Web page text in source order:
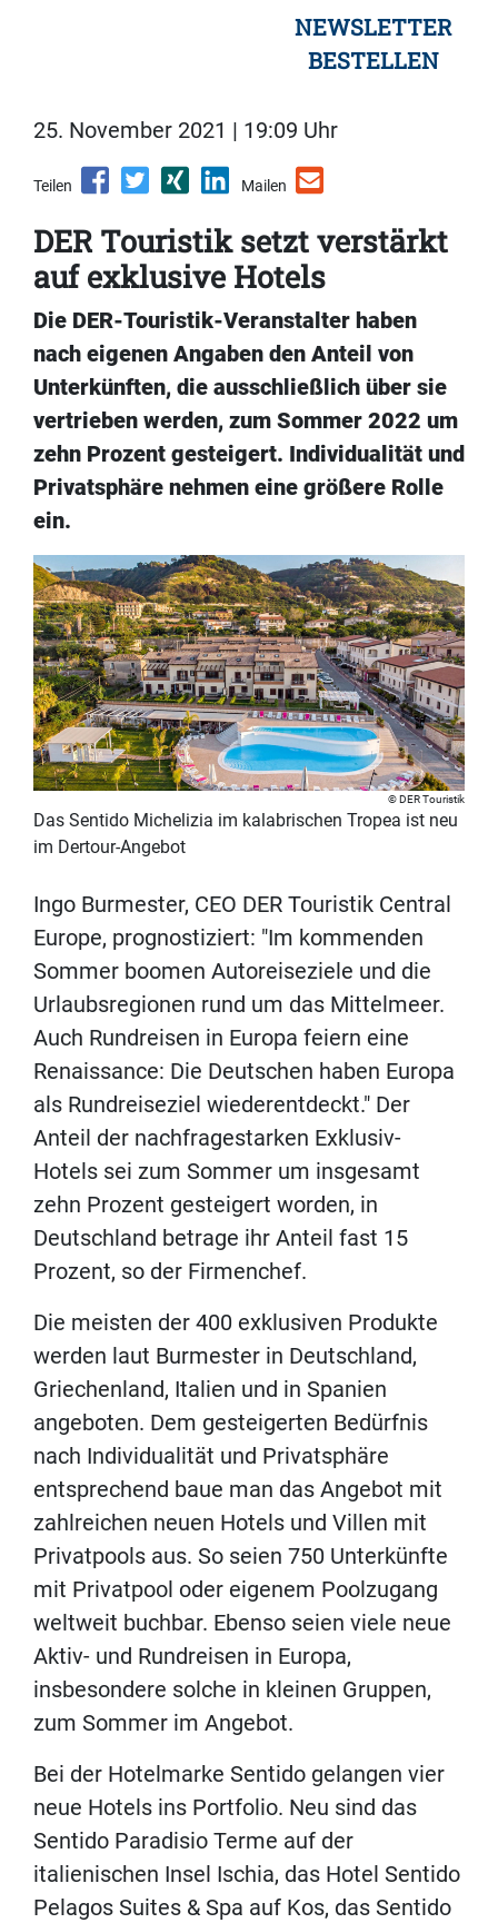
NEWSLETTER
BESTELLEN
25. November 2021 | 19:09 Uhr
Teilen Mailen
DER Touristik setzt verstärkt
auf exklusive Hotels
Die DER-Touristik-Veranstalter haben
nach eigenen Angaben den Anteil von
Unterkünften, die ausschließlich über sie
vertrieben werden, zum Sommer 2022 um
zehn Prozent gesteigert. Individualität und
Privatsphäre nehmen eine größere Rolle
ein.
DER Touristik
Das Sentido Michelizia im kalabrischen Tropea ist neu
im Dertour-Angebot
Ingo Burmester, CEO DER Touristik Central
Europe, prognostiziert: "Im kommenden
Sommer boomen Autoreiseziele und die
Urlaubsregionen rund um das Mittelmeer.
Auch Rundreisen in Europa feiern eine
Renaissance: Die Deutschen haben Europa
als Rundreiseziel wiederentdeckt." Der
Anteil der nachfragestarken Exklusiv-
Hotels sei zum Sommer um insgesamt
zehn Prozent gesteigert worden, in
Deutschland betrage ihr Anteil fast 15
Prozent, so der Firmenchef.
Die meisten der 400 exklusiven Produkte
werden laut Burmester in Deutschland,
Griechenland, Italien und in Spanien
angeboten. Dem gesteigerten Bedürfnis
nach Individualität und Privatsphäre
entsprechend baue man das Angebot mit
zahlreichen neuen Hotels und Villen mit
Privatpools aus. So seien 750 Unterkünfte
mit Privatpool oder eigenem Poolzugang
weltweit buchbar. Ebenso seien viele neue
Aktiv- und Rundreisen in Europa,
insbesondere solche in kleinen Gruppen,
zum Sommer im Angebot.
Bei der Hotelmarke Sentido gelangen vier
neue Hotels ins Portfolio. Neu sind das
Sentido Paradisio Terme auf der
italienischen Insel Ischia, das Hotel Sentido
Pelagos Suites & Spa auf Kos, das Sentido